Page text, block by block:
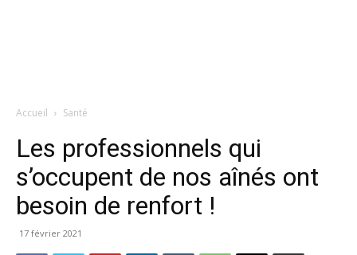
Accueil Santé
Les professionnels qui
s’occupent de nos aînés ont
besoin de renfort !
17 février 2021